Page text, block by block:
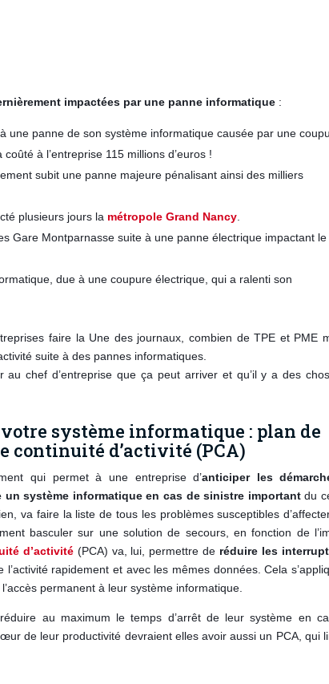
impactées par une panne informatique :
une panne de son système informatique causée par une
à l’entreprise 115 millions d’euros !
subit une panne majeure pénalisant ainsi des milliers
plusieurs jours la métropole Grand Nancy
Gare Montparnasse suite à une panne électrique impactant le
due à une coupure électrique, qui a ralenti son
faire la Une des journaux, combien de TPE et PME
suite à des pannes informatiques.
au chef d’entreprise que ça peut arriver et qu’il y a des
système informatique : plan de
continuité d’activité (PCA)
qui permet à une entreprise d’anticiper les
système informatique en cas de sinistre importantdu
va faire la liste de tous les problèmes susceptibles
basculer sur une solution de secours, en fonction de
d’activité(PCA) va, lui, permettre de réduire les
l’activité rapidement et avec les mêmes données. Cela
permanent à leur système informatique.
au maximum le temps d’arrêt de leur système en
de leur productivité devraient elles avoir aussi un PCA, qui